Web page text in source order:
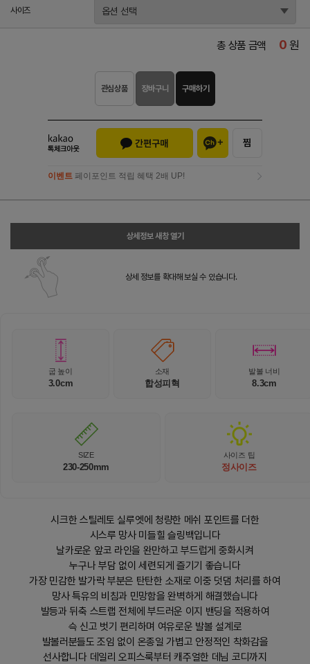
사이즈
총 상품 금액 0 원
관심상품 장바구니 구매하기
이벤트 페이포인트 적립 혜택 2배 UP!
이벤트페이포인트 적립 혜택 2배 UP!
상세정보 새창 열기
상세 정보를 확대해 보실 수 있습니다.
굽 높이
3.0cm
소재
합성피혁
발볼 너비
8.3cm
SIZE
230-250mm
사이즈 팁
정사이즈
시크한 스틸레토 실루엣에 청량한 메쉬 포인트를 더한
시스루 망사 미들힐 슬링백입니다
날카로운 앞코 라인을 완만하고 부드럽게 중화시켜
누구나 부담 없이 세련되게 즐기기 좋습니다
가장 민감한 발가락 부분은 탄탄한 소재로 이중 덧댐 처리를 하여
망사 특유의 비침과 민망함을 완벽하게 해결했습니다
발등과 뒤축 스트랩 전체에 부드러운 이지 밴딩을 적용하여
슥 신고 벗기 편리하며 여유로운 발볼 설계로
발볼러분들도 조임 없이 온종일 가볍고 안정적인 착화감을
선사합니다 데일리 오피스룩부터 캐주얼한 데님 코디까지